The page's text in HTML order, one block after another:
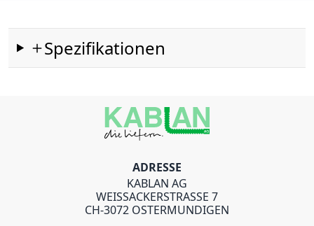
Spezifikationen
ADRESSE
KABLAN AG
WEISSACKERSTRASSE 7
CH-3072 OSTERMUNDIGEN